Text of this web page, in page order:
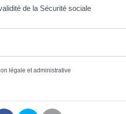
de la Sécurité sociale
légale et administrative